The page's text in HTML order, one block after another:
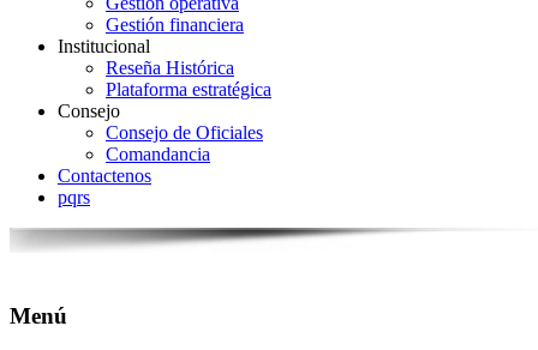
Gestión financiera
Institucional
Reseña Histórica
Plataforma estratégica
Consejo
Consejo de Oficiales
Comandancia
Contactenos
pqrs
Menú